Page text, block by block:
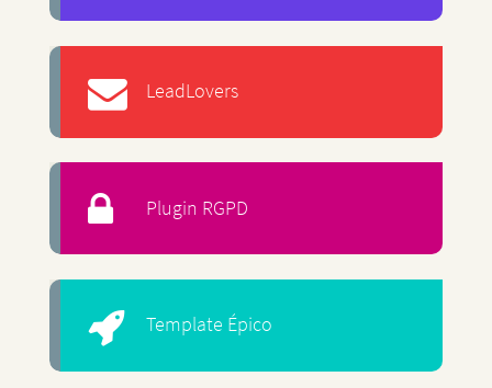
LeadLovers
Plugin RGPD
Template Épico